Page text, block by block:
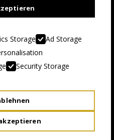
Storage
Ad Storage
Security Storage